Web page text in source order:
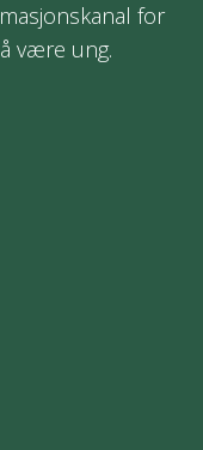
for
være ung.